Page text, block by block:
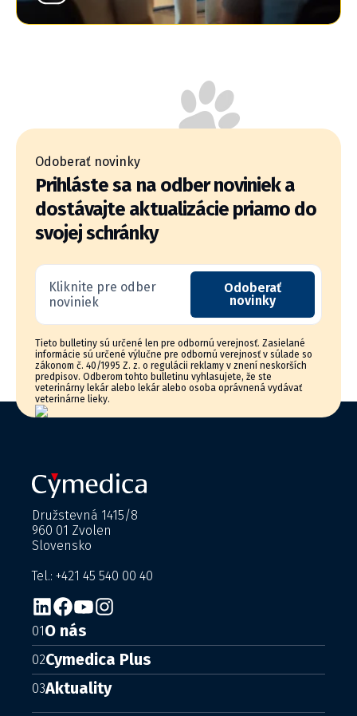
Odoberať novinky
Prihláste sa na odber noviniek a
dostávajte aktualizácie priamo do
svojej schránky
Kliknite pre odber
noviniek
Odoberať
novinky
Tieto bulletiny sú určené len pre odbornú verejnosť. Zasielané
informácie sú určené výlučne pre odbornú verejnosť v súlade so
zákonom č. 40/1995 Z. z. o regulácii reklamy v znení neskorších
predpisov. Odberom tohto bulletinu vyhlasujete, že ste
veterinárny lekár alebo lekár alebo osoba oprávnená vydávať
veterinárne lieky.
Družstevná 1415/8
960 01 Zvolen
Slovensko
Tel.: +421 45 540 00 40
01 O nás
02Cymedica Plus
03Aktuality